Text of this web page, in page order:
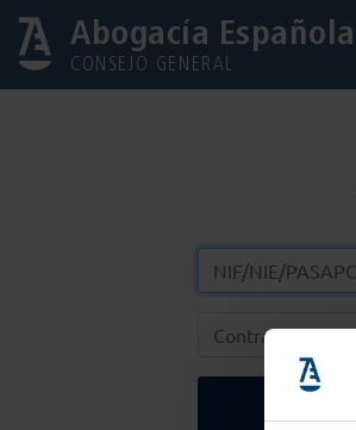
Abogacía Española
CONSEJO GENERAL